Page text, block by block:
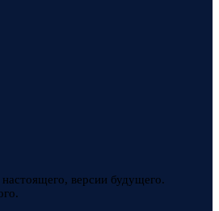
версии будущего.